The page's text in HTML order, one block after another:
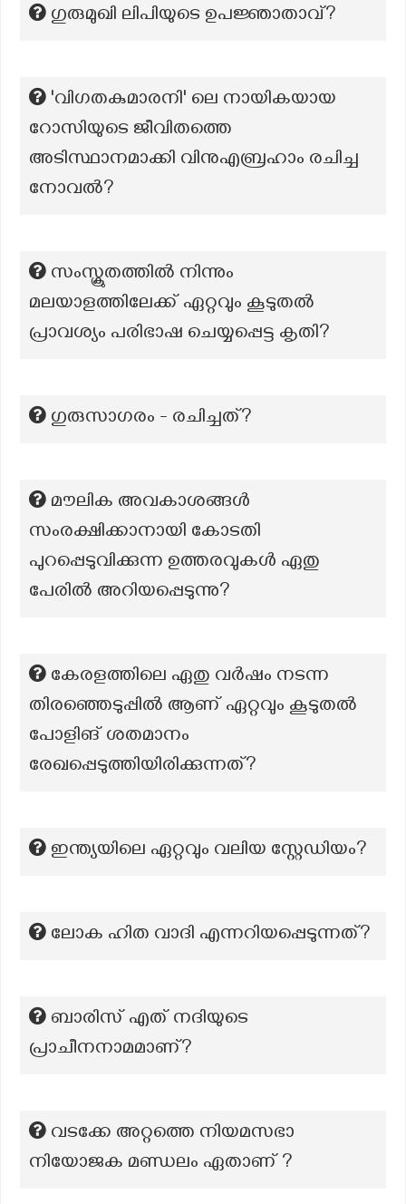
ഗുരുമുഖി ലിപിയുടെ ഉപജ്ഞാതാവ്?
'വിഗതകുമാരനി' ലെ നായികയായ
റോസിയുടെ ജീവിതത്തെ
അടിസ്ഥാനമാക്കി വിനുഎബ്രഹാം രചിച്ച
നോവല്‍?
സംസ്ക്രുതത്തിൽ നിന്നും
മലയാളത്തിലേക്ക് ഏറ്റവും കൂടുതൽ
പ്രാവശ്യം പരിഭാഷ ചെയ്യപ്പെട്ട കൃതി?
ഗുരുസാഗരം - രചിച്ചത്?
മൗലിക അവകാശങ്ങൾ
സംരക്ഷിക്കാനായി കോടതി
പുറപ്പെടുവിക്കുന്ന ഉത്തരവുകൾ ഏതു
പേരിൽ അറിയപ്പെടുന്നു?
കേരളത്തിലെ ഏതു വർഷം നടന്ന
തിരഞ്ഞെടുപ്പിൽ ആണ് ഏറ്റവും കൂടുതൽ
പോളിങ് ശതമാനം
രേഖപ്പെടുത്തിയിരിക്കുന്നത്?
ഇന്ത്യയിലെ ഏറ്റവും വലിയ സ്റ്റേഡിയം?
ലോക ഹിത വാദി എന്നറിയപ്പെടുന്നത്?
ബാരിസ് എത് നദിയുടെ
പ്രാചീനനാമമാണ്?
വടക്കേ അറ്റത്തെ നിയമസഭാ
നിയോജക മണ്ഡലം ഏതാണ് ?